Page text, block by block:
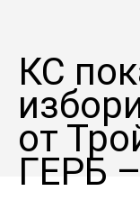
КС
от
ГЕРБ